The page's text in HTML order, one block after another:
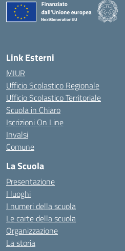
Link Esterni
MIUR
Ufficio Scolastico Regionale
Ufficio Scolastico Territoriale
Scuola in Chiaro
Iscrizioni On Line
Invalsi
Comune
La Scuola
Presentazione
I luoghi
I numeri della scuola
Le carte della scuola
Organizzazione
La storia